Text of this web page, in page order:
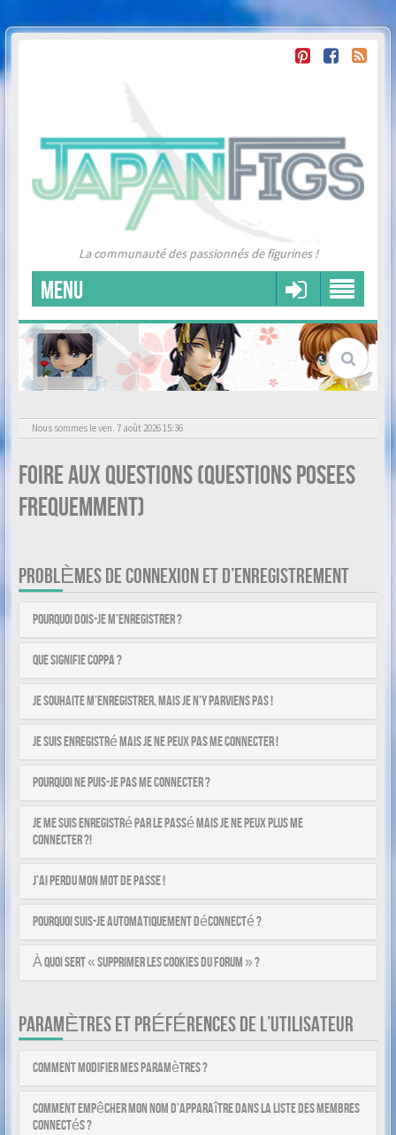
La communauté des passionnés de figurines !
MENU
Nous sommes le ven. 7 août 2026 15:36
Foire aux questions (Questions posees
frequemment)
PROBLÈMES DE CONNEXION ET D’ENREGISTREMENT
Pourquoi dois-je m’enregistrer ?
Que signifie COPPA ?
Je souhaite m’enregistrer, mais je n’y parviens pas !
Je suis enregistré mais je ne peux pas me connecter !
Pourquoi ne puis-je pas me connecter ?
Je me suis enregistré par le passé mais je ne peux plus me
connecter ?!
J’ai perdu mon mot de passe !
Pourquoi suis-je automatiquement déconnecté ?
À quoi sert « Supprimer les cookies du forum » ?
PARAMÈTRES ET PRÉFÉRENCES DE L’UTILISATEUR
Comment modifier mes paramètres ?
Comment empêcher mon nom d’apparaître dans la liste des membres
connectés ?